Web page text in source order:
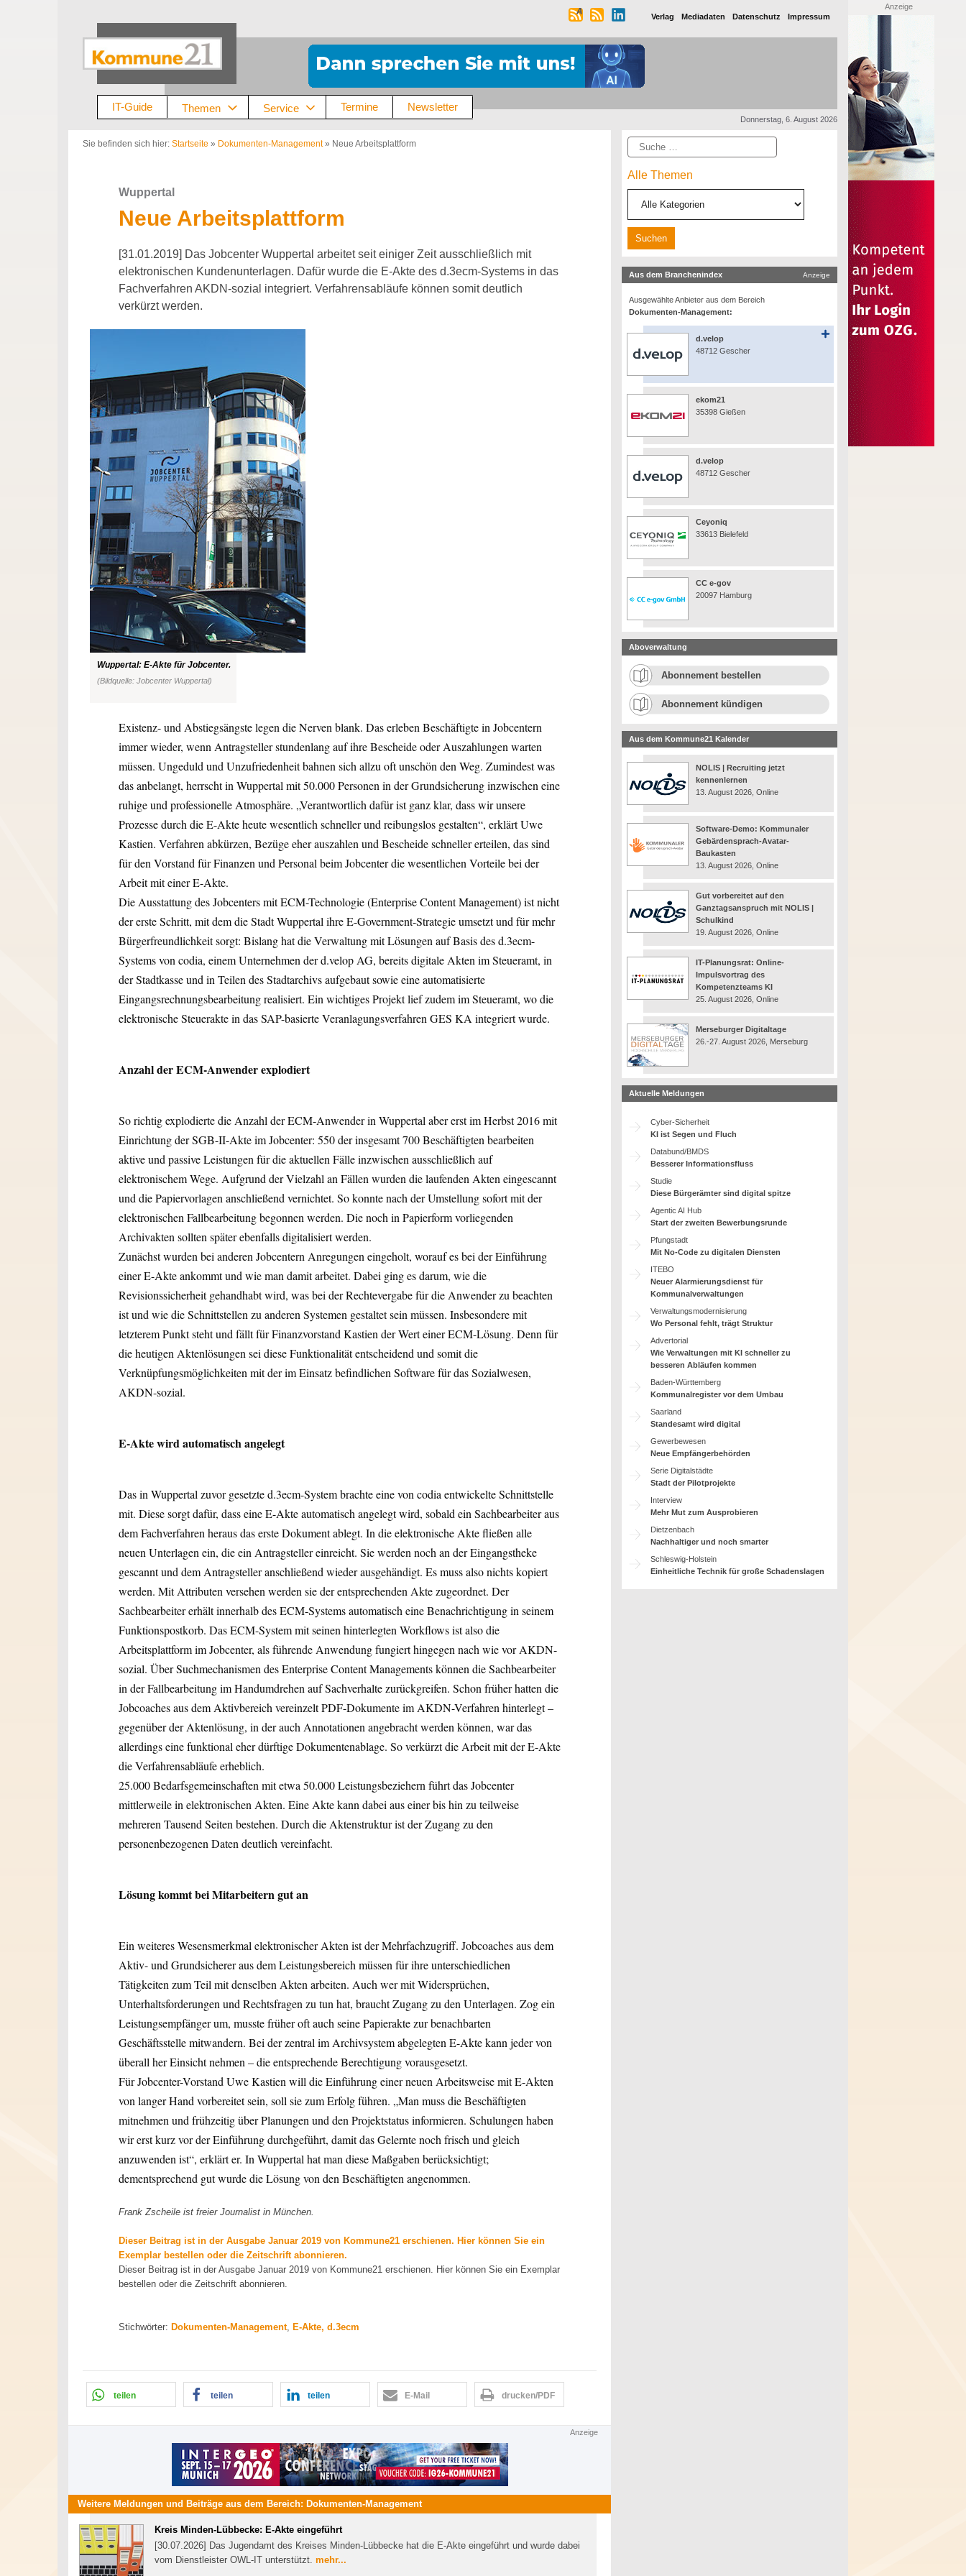
Verlag Mediadaten Datenschutz Impressum
IT-Guide Themen Service Termine Newsletter
Donnerstag, 6. August 2026
Sie befinden sich hier: Startseite » Dokumenten-Management» Neue Arbeitsplattform
Wuppertal
Neue Arbeitsplattform
[31.01.2019] Das Jobcenter Wuppertal arbeitet seit einiger Zeit ausschließlich mit
elektronischen Kundenunterlagen. Dafür wurde die E-Akte des d.3ecm-Systems in das
Fachverfahren AKDN-sozial integriert. Verfahrensabläufe können somit deutlich
verkürzt werden.
Wuppertal: E-Akte für Jobcenter.
(Bildquelle: Jobcenter Wuppertal)
Existenz- und Abstiegsängste legen die Nerven blank. Das erleben Beschäftigte in Jobcentern
immer wieder, wenn Antragsteller stundenlang auf ihre Bescheide oder Auszahlungen warten
müssen. Ungeduld und Unzufriedenheit bahnen sich allzu oft unschön den Weg. Zumindest was
das anbelangt, herrscht in Wuppertal mit 50.000 Personen in der Grundsicherung inzwischen eine
ruhige und professionelle Atmosphäre. „Verantwortlich dafür ist ganz klar, dass wir unsere
Prozesse durch die E-Akte heute wesentlich schneller und reibungslos gestalten“, erklärt Uwe
Kastien. Verfahren abkürzen, Bezüge eher auszahlen und Bescheide schneller erteilen, das sind
für den Vorstand für Finanzen und Personal beim Jobcenter die wesentlichen Vorteile bei der
Arbeit mit einer E-Akte.
Die Ausstattung des Jobcenters mit ECM-Technologie (Enterprise Content Management) ist nicht
der erste Schritt, mit dem die Stadt Wuppertal ihre E-Government-Strategie umsetzt und für mehr
Bürgerfreundlichkeit sorgt: Bislang hat die Verwaltung mit Lösungen auf Basis des d.3ecm-
Systems von codia, einem Unternehmen der d.velop AG, bereits digitale Akten im Steueramt, in
der Stadtkasse und in Teilen des Stadtarchivs aufgebaut sowie eine automatisierte
Eingangsrechnungsbearbeitung realisiert. Ein wichtiges Projekt lief zudem im Steueramt, wo die
elektronische Steuerakte in das SAP-basierte Veranlagungsverfahren GES KA integriert wurde.
Anzahl der ECM-Anwender explodiert
So richtig explodierte die Anzahl der ECM-Anwender in Wuppertal aber erst im Herbst 2016 mit
Einrichtung der SGB-II-Akte im Jobcenter: 550 der insgesamt 700 Beschäftigten bearbeiten
aktive und passive Leistungen für die aktuellen Fälle inzwischen ausschließlich auf
elektronischem Wege. Aufgrund der Vielzahl an Fällen wurden die laufenden Akten eingescannt
und die Papiervorlagen anschließend vernichtet. So konnte nach der Umstellung sofort mit der
elektronischen Fallbearbeitung begonnen werden. Die noch in Papierform vorliegenden
Archivakten sollten später ebenfalls digitalisiert werden.
Zunächst wurden bei anderen Jobcentern Anregungen eingeholt, worauf es bei der Einführung
einer E-Akte ankommt und wie man damit arbeitet. Dabei ging es darum, wie die
Revisionssicherheit gehandhabt wird, was bei der Rechtevergabe für die Anwender zu beachten
ist und wie die Schnittstellen zu anderen Systemen gestaltet sein müssen. Insbesondere mit
letzterem Punkt steht und fällt für Finanzvorstand Kastien der Wert einer ECM-Lösung. Denn für
die heutigen Aktenlösungen sei diese Funktionalität entscheidend und somit die
Verknüpfungsmöglichkeiten mit der im Einsatz befindlichen Software für das Sozialwesen,
AKDN-sozial.
E-Akte wird automatisch angelegt
Das in Wuppertal zuvor gesetzte d.3ecm-System brachte eine von codia entwickelte Schnittstelle
mit. Diese sorgt dafür, dass eine E-Akte automatisch angelegt wird, sobald ein Sachbearbeiter aus
dem Fachverfahren heraus das erste Dokument ablegt. In die elektronische Akte fließen alle
neuen Unterlagen ein, die ein Antragsteller einreicht. Sie werden noch an der Eingangstheke
gescannt und dem Antragsteller anschließend wieder ausgehändigt. Es muss also nichts kopiert
werden. Mit Attributen versehen werden sie der entsprechenden Akte zugeordnet. Der
Sachbearbeiter erhält innerhalb des ECM-Systems automatisch eine Benachrichtigung in seinem
Funktionspostkorb. Das ECM-System mit seinen hinterlegten Workflows ist also die
Arbeitsplattform im Jobcenter, als führende Anwendung fungiert hingegen nach wie vor AKDN-
sozial. Über Suchmechanismen des Enterprise Content Managements können die Sachbearbeiter
in der Fallbearbeitung im Handumdrehen auf Sachverhalte zurückgreifen. Schon früher hatten die
Jobcoaches aus dem Aktivbereich vereinzelt PDF-Dokumente im AKDN-Verfahren hinterlegt –
gegenüber der Aktenlösung, in der auch Annotationen angebracht werden können, war das
allerdings eine funktional eher dürftige Dokumentenablage. So verkürzt die Arbeit mit der E-Akte
die Verfahrensabläufe erheblich.
25.000 Bedarfsgemeinschaften mit etwa 50.000 Leistungsbeziehern führt das Jobcenter
mittlerweile in elektronischen Akten. Eine Akte kann dabei aus einer bis hin zu teilweise
mehreren Tausend Seiten bestehen. Durch die Aktenstruktur ist der Zugang zu den
personenbezogenen Daten deutlich vereinfacht.
Lösung kommt bei Mitarbeitern gut an
Ein weiteres Wesensmerkmal elektronischer Akten ist der Mehrfachzugriff. Jobcoaches aus dem
Aktiv- und Grundsicherer aus dem Leistungsbereich müssen für ihre unterschiedlichen
Tätigkeiten zum Teil mit denselben Akten arbeiten. Auch wer mit Widersprüchen,
Unterhaltsforderungen und Rechtsfragen zu tun hat, braucht Zugang zu den Unterlagen. Zog ein
Leistungsempfänger um, musste früher oft auch seine Papierakte zur benachbarten
Geschäftsstelle mitwandern. Bei der zentral im Archivsystem abgelegten E-Akte kann jeder von
überall her Einsicht nehmen – die entsprechende Berechtigung vo­rausgesetzt.
Für Jobcenter-Vorstand Uwe Kastien will die Einführung einer neuen Arbeitsweise mit E-Akten
von langer Hand vorbereitet sein, soll sie zum Erfolg führen. „Man muss die Beschäftigten
mitnehmen und frühzeitig über Planungen und den Projektstatus informieren. Schulungen haben
wir erst kurz vor der Einführung durchgeführt, damit das Gelernte noch frisch und gleich
anzuwenden ist“, erklärt er. In Wuppertal hat man diese Maßgaben berücksichtigt;
dementsprechend gut wurde die Lösung von den Beschäftigten angenommen.
Frank Zscheile ist freier Journalist in München.
Dieser Beitrag ist in der Ausgabe Januar 2019 von Kommune21 erschienen. Hier können Sie ein
Exemplar bestellen oder die Zeitschrift abonnieren.
Dieser Beitrag ist in der Ausgabe Januar 2019 von Kommune21 erschienen. Hier können Sie ein Exemplar
bestellen oder die Zeitschrift abonnieren.
Stichwörter: Dokumenten-Management, E-Akte, d.3ecm
teilen teilen teilen E-Mail drucken/PDF
Anzeige
Weitere Meldungen und Beiträge aus dem Bereich: Dokumenten-Management
Kreis Minden-Lübbecke: E-Akte eingeführt
[30.07.2026] Das Jugendamt des Kreises Minden-Lübbecke hat die E-Akte eingeführt und wurde dabei
vom Dienstleister OWL-IT unterstützt. mehr...
Suche
Alle Themen
Aus dem Branchenindex Anzeige
Ausgewählte Anbieter aus dem Bereich
Dokumenten-Management:
d.velop
48712 Gescher
ekom21
35398 Gießen
d.velop
48712 Gescher
Ceyoniq
33613 Bielefeld
CC e-gov
20097 Hamburg
Aboverwaltung
Abonnement bestellen
Abonnement kündigen
Aus dem Kommune21 Kalender
NOLIS | Recruiting jetzt
kennenlernen
13. August 2026, Online
Software-Demo: Kommunaler
Gebärdensprach-Avatar-
Baukasten
13. August 2026, Online
Gut vorbereitet auf den
Ganztagsanspruch mit NOLIS |
Schulkind
19. August 2026, Online
IT-Planungsrat: Online-
Impulsvortrag des
Kompetenzteams KI
25. August 2026, Online
Merseburger Digitaltage
26.-27. August 2026, Merseburg
Aktuelle Meldungen
Cyber-Sicherheit
KI ist Segen und Fluch
Databund/BMDS
Besserer Informationsfluss
Studie
Diese Bürgerämter sind digital spitze
Agentic AI Hub
Start der zweiten Bewerbungsrunde
Pfungstadt
Mit No-Code zu digitalen Diensten
ITEBO
Neuer Alarmierungsdienst für
Kommunalverwaltungen
Verwaltungsmodernisierung
Wo Personal fehlt, trägt Struktur
Advertorial
Wie Verwaltungen mit KI schneller zu
besseren Abläufen kommen
Baden-Württemberg
Kommunalregister vor dem Umbau
Saarland
Standesamt wird digital
Gewerbewesen
Neue Empfängerbehörden
Serie Digitalstädte
Stadt der Pilotprojekte
Interview
Mehr Mut zum Ausprobieren
Dietzenbach
Nachhaltiger und noch smarter
Schleswig-Holstein
Einheitliche Technik für große Schadenslagen
Anzeige